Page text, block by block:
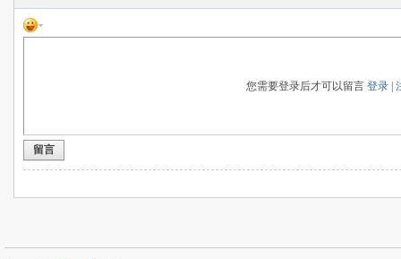
您需要登录后才可以留言登录 |
留言